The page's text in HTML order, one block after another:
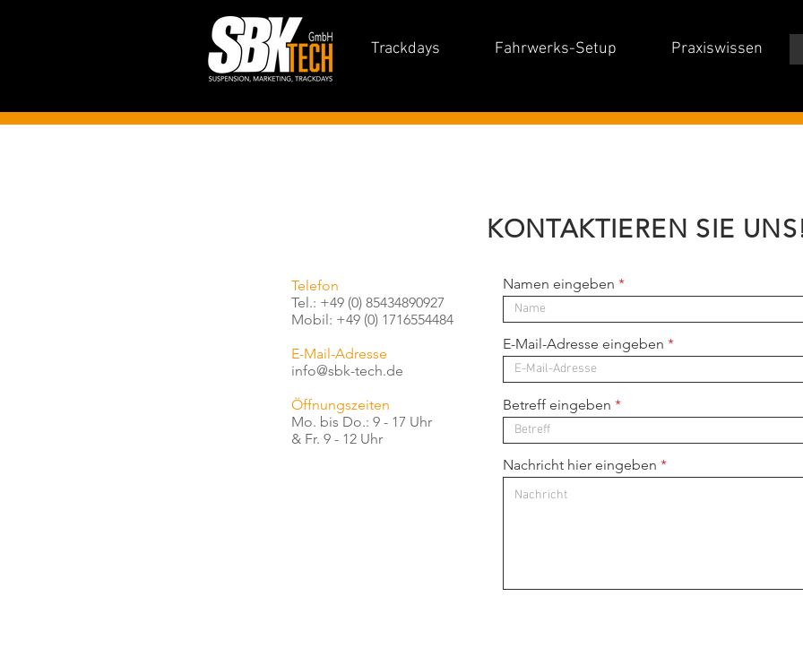
Trackdays Fahrwerks-Setup Praxiswissen
KONTAKTIEREN SIE
Telefon
Tel.: +49 (0) 85434890927
Mobil: +49 (0) 1716554484
E-Mail-Adresse
info@sbk-tech.de
Öffnungszeiten
Mo. bis Do.: 9 - 17 Uhr
& Fr. 9 - 12 Uhr
Namen eingeben
E-Mail-Adresse eingeben
Betreff eingeben
Nachricht hier eingeben